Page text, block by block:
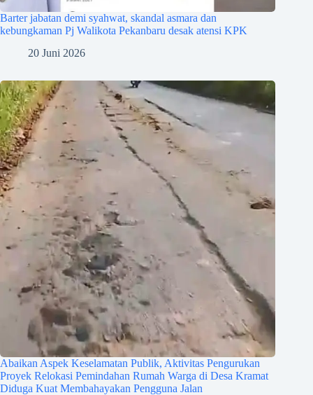
Barter jabatan demi syahwat, skandal asmara dan
kebungkaman Pj Walikota Pekanbaru desak atensi KPK
20 Juni 2026
Abaikan Aspek Keselamatan Publik, Aktivitas Pengurukan
Proyek Relokasi Pemindahan Rumah Warga di Desa Kramat
Diduga Kuat Membahayakan Pengguna Jalan